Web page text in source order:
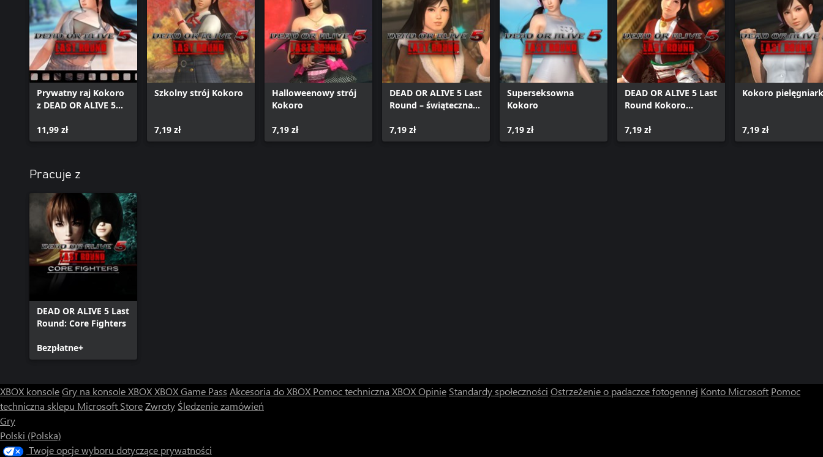
Prywatny raj Kokoro
z DEAD OR ALIVE 5
11,99 zł
Szkolny strój Kokoro
7,19 zł
Halloweenowy strój
Kokoro
7,19 zł
DEAD OR ALIVE 5 Last
Round – świąteczna
7,19 zł
Superseksowna
Kokoro
7,19 zł
DEAD OR ALIVE 5 Last
Round Kokoro
7,19 zł
Kokoro
7,19 zł
Pracuje z
DEAD OR ALIVE 5 Last
Round: Core Fighters
Bezpłatne+
XBOX konsoleGry na konsole XBOXXBOX Game Pass Akcesoria do XBOX Pomoc techniczna XBOXOpinie Standardy społeczności Ostrzeżenie o padaczce fotogennej Konto Microsoft Pomoc
techniczna sklepu Microsoft StoreZwroty Śledzenie zamówień
Gry
Polski (Polska)
Twoje opcje wyboru dotyczące prywatności